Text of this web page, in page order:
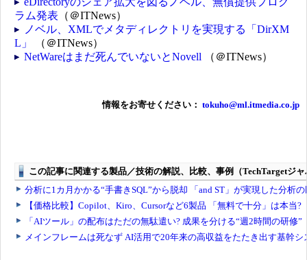
ラム発表 （＠ITNews）
ノベル、XMLでメタディレクトリを実現する「DirXM
L」
（＠ITNews）
NetWareはまだ死んでいないとNovell （＠ITNews）
情報をお寄せください： tokuho@ml.itmedia.co.jp